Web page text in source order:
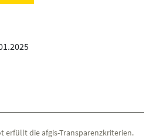
erfüllt die afgis-Transparenzkriterien.